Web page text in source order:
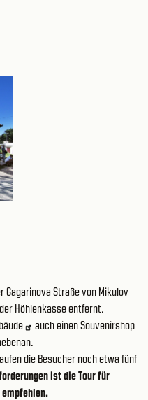
Gagarinova Straße von Mikulov
Höhlenkasse entfernt.
auch einen Souvenirshop
die Besucher noch etwa fünf
ist die Tour für
empfehlen.